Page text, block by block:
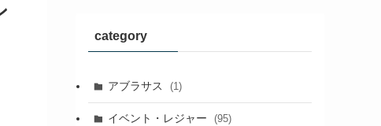
category
アブラサス (1)
イベント・レジャー (95)